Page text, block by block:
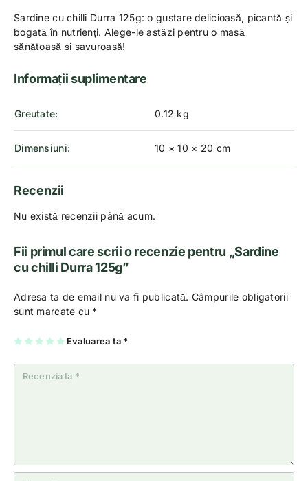
Sardine cu chilli Durra 125g: o gustare delicioasă, picantă și
bogată în nutrienți. Alege-le astăzi pentru o masă
sănătoasă și savuroasă!
Informații suplimentare
Greutate 0.12 kg
Dimensiuni 10 × 10 × 20 cm
Recenzii
Nu există recenzii până acum.
Fii primul care scrii o recenzie pentru „Sardine
cu chilli Durra 125g”
Adresa ta de email nu va fi publicată. Câmpurile obligatorii
sunt marcate cu *
Evaluarea ta *
U
n
2
5
st
el
3
5
st
el
4
5
st
el
5
5
st
el